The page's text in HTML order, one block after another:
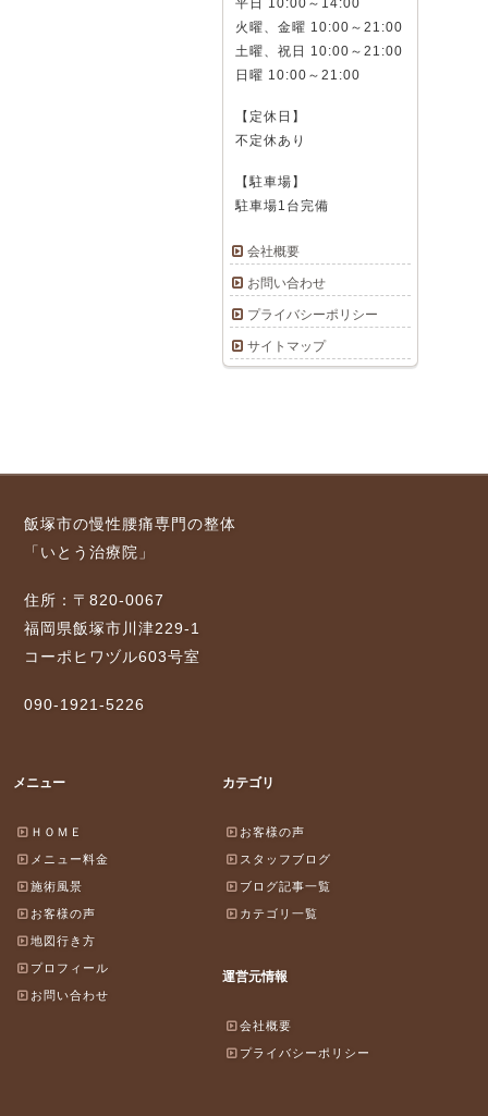
平日 10:00～14:00
火曜、金曜 10:00～21:00
土曜、祝日 10:00～21:00
日曜 10:00～21:00
【定休日】
不定休あり
【駐車場】
駐車場1台完備
会社概要
お問い合わせ
プライバシーポリシー
サイトマップ
飯塚市の慢性腰痛専門の整体
「いとう治療院」
住所：〒820-0067
福岡県飯塚市川津229-1
コーポヒワヅル603号室
090-1921-5226
メニュー
ＨＯＭＥ
メニュー料金
施術風景
お客様の声
地図行き方
プロフィール
お問い合わせ
カテゴリ
お客様の声
スタッフブログ
ブログ記事一覧
カテゴリ一覧
運営元情報
会社概要
プライバシーポリシー